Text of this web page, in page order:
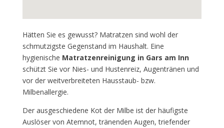
Hätten Sie es gewusst? Matratzen sind wohl der
schmutzigste Gegenstand im Haushalt. Eine
hygienische Matratzenreinigung in Gars am Inn
schützt Sie vor Nies- und Hustenreiz, Augentränen und
vor der weitverbreiteten Hausstaub- bzw.
Milbenallergie.
Der ausgeschiedene Kot der Milbe ist der häufigste
Auslöser von Atemnot, tränenden Augen, triefender